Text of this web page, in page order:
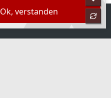
Datenschutz Hilfe Startseite
Ok, verstanden